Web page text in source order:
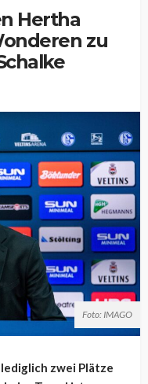
Hertha
zu
Foto: IMAGO
zwei Plätze